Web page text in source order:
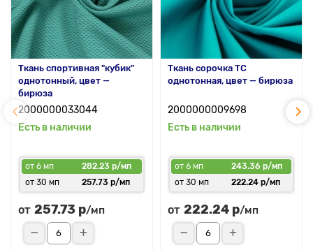
Ткань спортивная "кубик"
однотонный, цвет —
бирюза
2000000033044
Есть в наличии
от 6 мп
282.23 р/мп
от 30 мп
257.73 р/мп
от 257.73 р/мп
Ткань сорочка ТС
однотонная, цвет — бирюза
2000000009698
Есть в наличии
от 6 мп
243.36 р/мп
от 30 мп
222.24 р/мп
от 222.24 р/мп